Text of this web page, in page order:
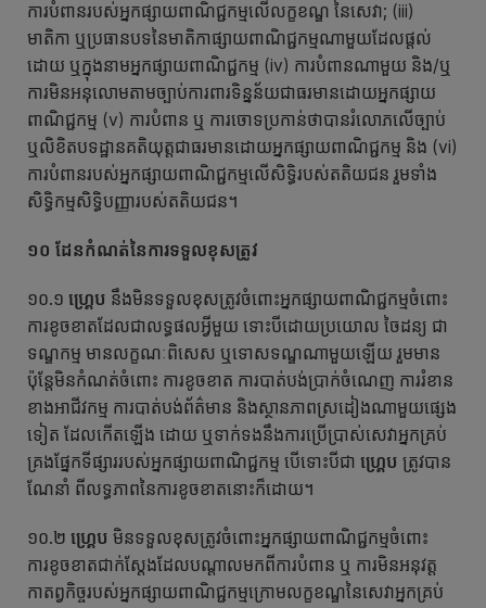
ការបំពានរបស់អ្នកផ្សាយពាណិជ្ជកម្មលើលក្ខខណ្ឌ នៃសេវា; (iii)
មាតិកា ឬប្រធានបទនៃមាតិកាផ្សាយពាណិជ្ជកម្មណាមួយដែលផ្តល់
ដោយ ឬក្នុងនាមអ្នកផ្សាយពាណិជ្ជកម្ម (iv) ការបំពានណាមួយ និង/ឬ
ការមិនអនុលោមតាមច្បាប់ការពារទិន្នន័យជាធរមានដោយអ្នកផ្សាយ
ពាណិជ្ជកម្ម (v) ការបំពាន ឬ ការចោទប្រកាន់ថាបានរំលោភលើច្បាប់
ឬលិខិតបទដ្ឋានគតិយុត្តជាធរមានដោយអ្នកផ្សាយពាណិជ្ជកម្ម និង (vi)
ការបំពានរបស់អ្នកផ្សាយពាណិជ្ជកម្មលើសិទ្ធិរបស់តតិយជន រួមទាំង
សិទ្ធិកម្មសិទ្ធិបញ្ញារបស់តតិយជន។
១០ ដែនកំណត់នៃការទទួលខុសត្រូវ
១០.១ ហ្គ្រេប នឹងមិនទទួលខុសត្រូវចំពោះអ្នកផ្សាយពាណិជ្ជកម្មចំពោះ
ការខូចខាតដែលជាលទ្ធផលអ្វីមួយ ទោះបីដោយប្រយោល ចៃដន្យ ជា
ទណ្ឌកម្ម មានលក្ខណៈពិសេស ឬទោសទណ្ឌណាមួយឡើយ រួមមាន
ប៉ុន្តែមិនកំណត់ចំពោះ ​ការខូចខាត ការបាត់បង់ប្រាក់ចំណេញ ការរំខាន
ខាងអាជីវកម្ម ការបាត់បង់ព័ត៌មាន និងស្ថានភាពស្រដៀងណាមួយផ្សេង
ទៀត ដែលកើតឡើង ដោយ ឬទាក់ទងនឹងការប្រើប្រាស់សេវាអ្នកគ្រប់
គ្រងផ្នែកទីផ្សាររបស់អ្នកផ្សាយពាណិជ្ជកម្ម បើទោះបីជា ហ្គ្រេប ត្រូវបាន
ណែនាំ ពីលទ្ធភាពនៃការខូចខាតនោះក៏ដោយ។
១០.២ ហ្គ្រេប មិនទទួលខុសត្រូវចំពោះអ្នកផ្សាយពាណិជ្ជកម្មចំពោះ
ការខូចខាតជាក់ស្តែងដែលបណ្តាលមកពីការបំពាន ឬ ការមិនអនុវត្ត
កាតព្វកិច្ចរបស់អ្នកផ្សាយពាណិជ្ជកម្មក្រោមលក្ខខណ្ឌនៃសេវាអ្នកគ្រប់